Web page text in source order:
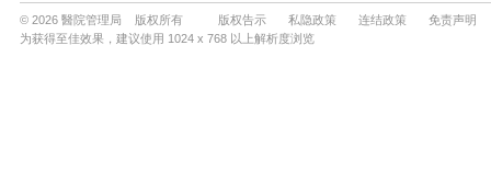
© 2026 醫院管理局 版权所有 版权告示 私隐政策 连结政策
免责声明
为获得至佳效果，建议使用 1024 x 768 以上解析度浏览